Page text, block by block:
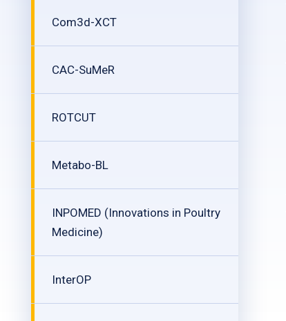
Com3d-XCT
CAC-SuMeR
ROTCUT
Metabo-BL
INPOMED (Innovations in Poultry
Medicine)
InterOP